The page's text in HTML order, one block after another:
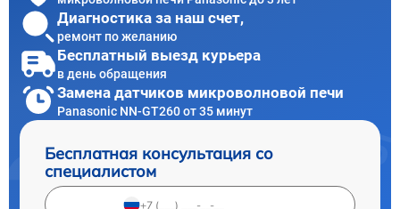
Диагностика за наш счет,
ремонт по желанию
Бесплатный выезд курьера
в день обращения
Замена датчиков микроволновой печи
Panasonic NN-GT260 от 35 минут
Бесплатная консультация со
специалистом